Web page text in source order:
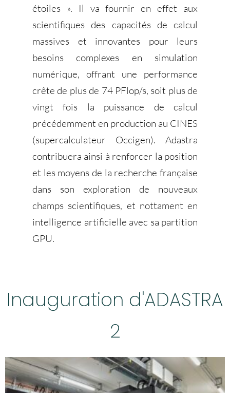
étoiles ». Il va fournir en effet aux
scientifiques des capacités de calcul
massives et innovantes pour leurs
besoins complexes en simulation
numérique, offrant une performance
crête de plus de 74 PFlop/s, soit plus de
vingt fois la puissance de calcul
précédemment en production au CINES
(supercalculateur Occigen). Adastra
contribuera ainsi à renforcer la position
et les moyens de la recherche française
dans son exploration de nouveaux
champs scientifiques, et nottament en
intelligence artificielle avec sa partition
GPU.
Inauguration d'ADASTRA
2